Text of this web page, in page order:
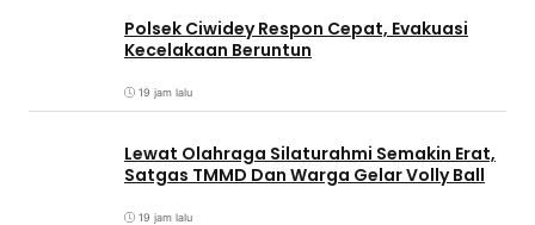
Polsek Ciwidey Respon Cepat, Evakuasi
Kecelakaan Beruntun
19 jam lalu
Lewat Olahraga Silaturahmi Semakin Erat,
Satgas TMMD Dan Warga Gelar Volly Ball
19 jam lalu